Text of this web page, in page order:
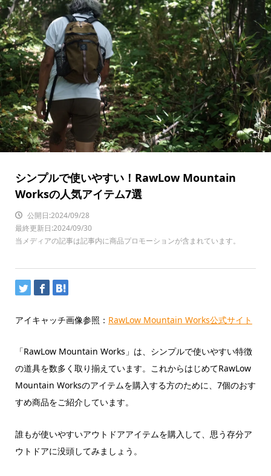
シンプルで使いやすい！RawLow Mountain
Worksの人気アイテム7選
公開日:2024/09/28
最終更新日:2024/09/30
当メディアの記事は記事内に商品プロモーションが含まれています。
アイキャッチ画像参照： RawLow Mountain Works公式サイト
「RawLow Mountain Works」は、シンプルで使いやすい特徴
の道具を数多く取り揃えています。これからはじめてRawLow
Mountain Worksのアイテムを購入する方のために、7個のおす
すめ商品をご紹介しています。
誰もが使いやすいアウトドアアイテムを購入して、思う存分ア
ウトドアに没頭してみましょう。